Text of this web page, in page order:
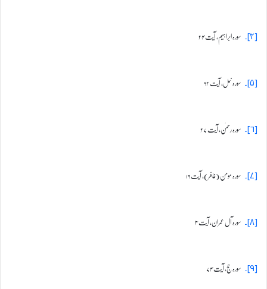
[۴]۔ سورہ ابراہیم، آیت ۲۴
[۵]۔ سورہ نمل، آیت ۶۲
[۶]۔ سورہ رحمٰن، آیت ۲۷
[۷]۔ سورہ مومن (غافر), آیت ۱۶
[۸]۔ سورہ آل عمران، آیت ۳
[۹]۔ سورہ حج، آیت ۷۴